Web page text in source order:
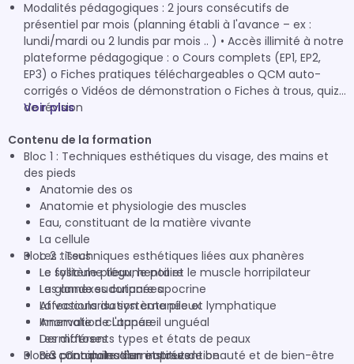
Modalités pédagogiques : 2 jours consécutifs de
présentiel par mois (planning établi à l'avance – ex :
lundi/mardi ou 2 lundis par mois .. ) • Accès illimité à notre
plateforme pédagogique : o Cours complets (EP1, EP2,
EP3) o Fiches pratiques téléchargeables o QCM auto-
corrigés o Vidéos de démonstration o Fiches à trous, quiz
de révision
Voir plus
Contenu de la formation
Bloc 1 : Techniques esthétiques du visage, des mains et
des pieds
Anatomie des os
Anatomie et physiologie des muscles
Eau, constituant de la matière vivante
La cellule
Les tissus
Le système tégumentaire
Les annexes cutanées
La vascularisation cutanée et lymphatique
Innervation cutanée
Les différents types et états de peaux
Les principales dermatoses
Bloc 2 : Techniques esthétiques liées aux phanères
Le follicule pileux, le poil et le muscle horripilateur
La glande sudoripare apocrine
Affections du système pileux
Anomalie de l'appareil unguéal
Dermatoses
Bio contamination et prévention
Bloc 3 : Conduite d'un institut de beauté et de bien-être